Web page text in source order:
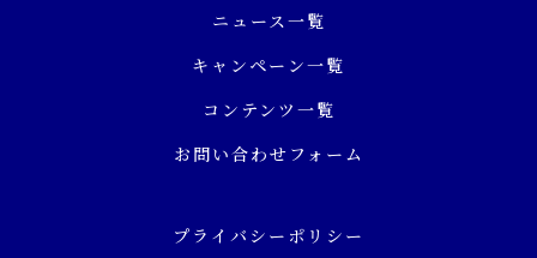
ニュース一覧
キャンペーン一覧
コンテンツ一覧
お問い合わせフォーム
プライバシーポリシー